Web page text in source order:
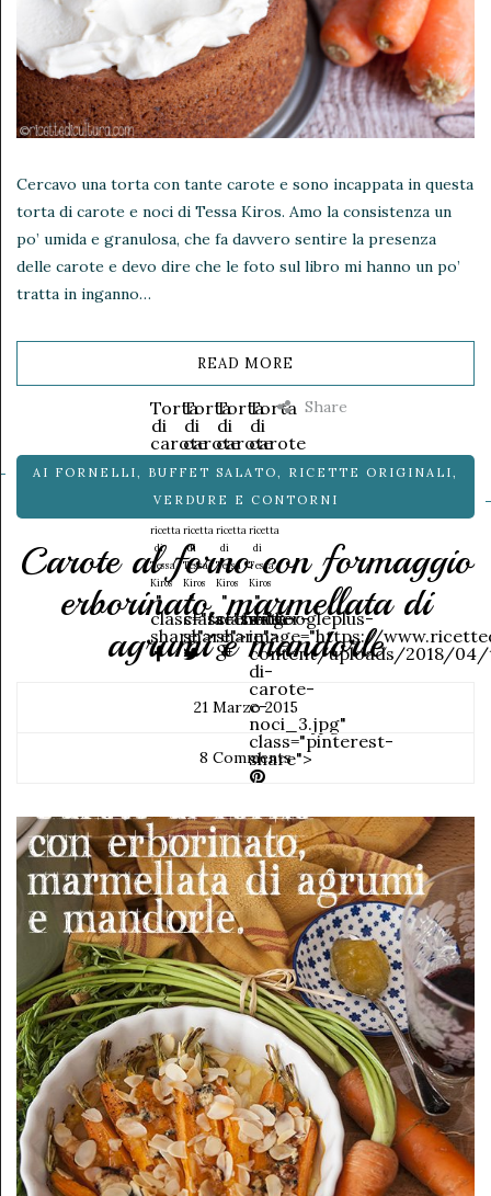
Cercavo una torta con tante carote e sono incappata in questa
torta di carote e noci di Tessa Kiros. Amo la consistenza un
po’ umida e granulosa, che fa davvero sentire la presenza
delle carote e devo dire che le foto sul libro mi hanno un po’
tratta in inganno…
READ MORE
Share
Torta
di
carote
e
noci
Da
ricetta
di
Tessa
Kiros
"
class="facebook-
share">
Torta
di
carote
e
noci
Da
ricetta
di
Tessa
Kiros
"
class="twitter-
share">
Torta
di
carote
e
noci
Da
ricetta
di
Tessa
Kiros
"
class="googleplus-
share">
Torta
di
carote
e
noci
Da
ricetta
di
Tessa
Kiros
"
data-
image="https://
content/uploads/2018/
di-
carote-
e-
noci_3.jpg"
class="pinterest-
share">
AI FORNELLI, BUFFET SALATO, RICETTE ORIGINALI,
VERDURE E CONTORNI
Carote al forno con formaggio
erborinato, marmellata di
agrumi e mandorle
21 Marzo 2015
8 Comments